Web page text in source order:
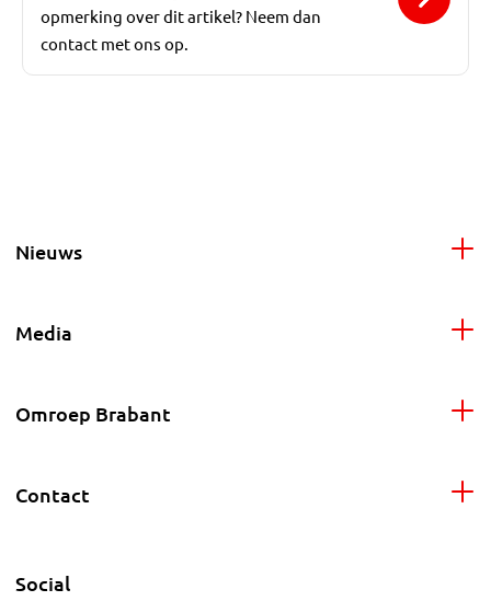
opmerking over dit artikel? Neem dan
contact met ons op.
Nieuws
Media
Omroep Brabant
Contact
Social